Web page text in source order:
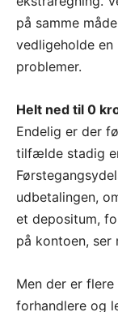
på samme
vedligeholde
problemer.
Helt ned til 0
Endelig er der
tilfælde stadig
udbetalingen,
et depositum,
på kontoen, ser
Men der er
forhandlere og